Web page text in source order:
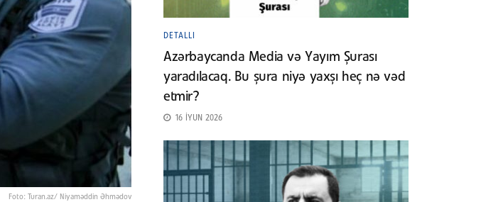
Foto: Turan.az/ Niyaməddin Əhmədov
DETALLI
Azərbaycanda Media və Yayım Şurası
yaradılacaq. Bu şura niyə yaxşı heç nə vəd
etmir?
16 İYUN 2026